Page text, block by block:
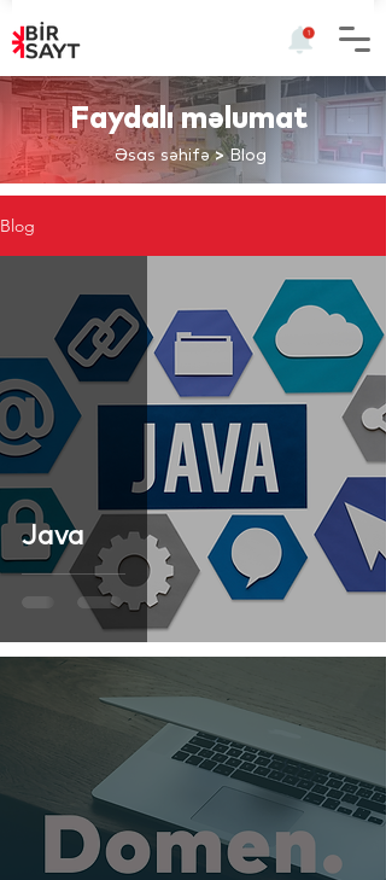
Faydalı məlumat
Əsas səhifə >Blog
Blog
Java